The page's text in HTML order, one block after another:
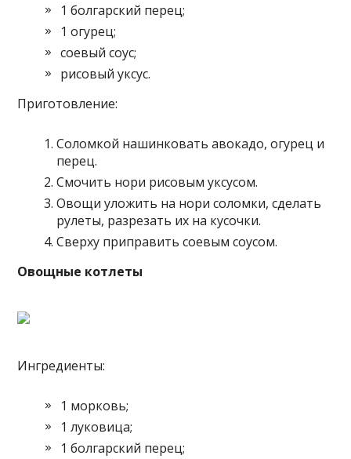
1 болгарский перец;
1 огурец;
соевый соус;
рисовый уксус.
Приготовление:
Соломкой нашинковать авокадо, огурец и
перец.
Смочить нори рисовым уксусом.
Овощи уложить на нори соломки, сделать
рулеты, разрезать их на кусочки.
Сверху приправить соевым соусом.
Овощные котлеты
Ингредиенты:
1 морковь;
1 луковица;
1 болгарский перец;